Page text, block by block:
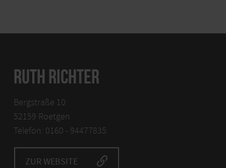
RUTH RICHTER
Bergstraße 10
52159 Roetgen
Telefon: 0160 - 94477835
ZUR WEBSITE